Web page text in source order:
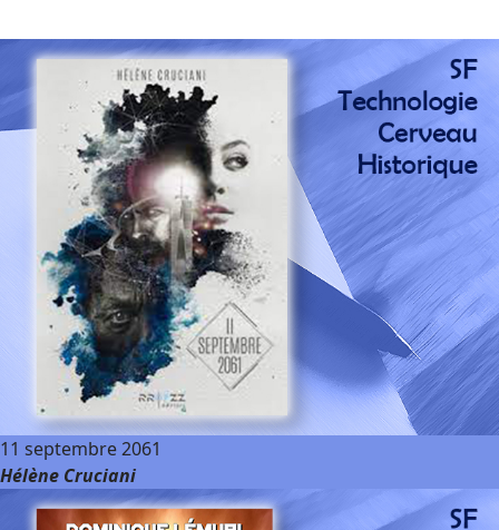
11 septembre 2061
Hélène Cruciani